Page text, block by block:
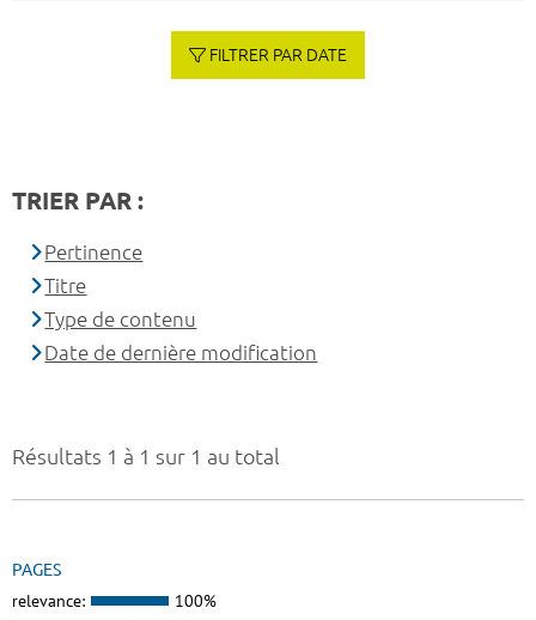
Résultats 1 à 1 sur 1 au total
PAGES
relevance: 100%
FILTRER PAR DATE
TRIER PAR :
Pertinence
Titre
Type de contenu
Date de dernière modification